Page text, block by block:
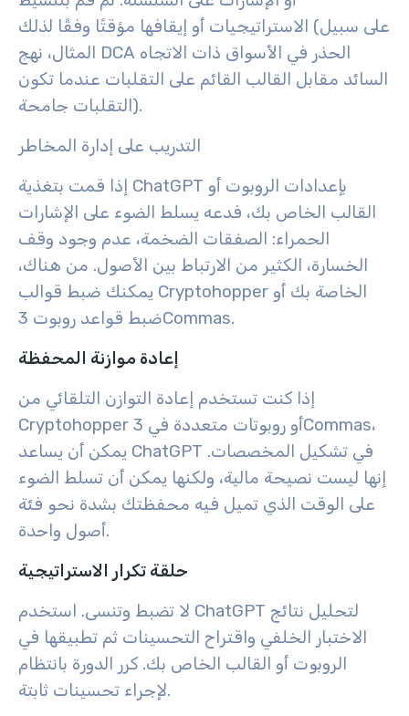
الاستراتيجيات أو إيقافها مؤقتًا وفقًا لذلك (على سبيل
المثال، نهج DCA الحذر في الأسواق ذات الاتجاه
السائد مقابل القالب القائم على التقلبات عندما تكون
التقلبات جامحة).
التدريب على إدارة المخاطر
إذا قمت بتغذية ChatGPT بإعدادات الروبوت أو
القالب الخاص بك، فدعه يسلط الضوء على الإشارات
الحمراء: الصفقات الضخمة، عدم وجود وقف
الخسارة، الكثير من الارتباط بين الأصول. من هناك،
يمكنك ضبط قوالب Cryptohopper الخاصة بك أو
ضبط قواعد روبوت 3Commas.
إعادة موازنة المحفظة
إذا كنت تستخدم إعادة التوازن التلقائي من
Cryptohopper أو روبوتات متعددة في 3Commas،
يمكن أن يساعد ChatGPT في تشكيل المخصصات.
إنها ليست نصيحة مالية، ولكنها يمكن أن تسلط الضوء
على الوقت الذي تميل فيه محفظتك بشدة نحو فئة
أصول واحدة.
حلقة تكرار الاستراتيجية
لا تضبط وتنسى. استخدم ChatGPT لتحليل نتائج
الاختبار الخلفي واقتراح التحسينات ثم تطبيقها في
الروبوت أو القالب الخاص بك. كرر الدورة بانتظام
لإجراء تحسينات ثابتة.